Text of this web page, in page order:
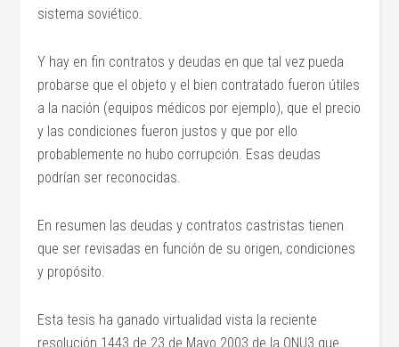
sistema soviético.
Y hay en fin contratos y deudas en que tal vez pueda
probarse que el objeto y el bien contratado fueron útiles
a la nación (equipos médicos por ejemplo), que el precio
y las condiciones fueron justos y que por ello
probablemente no hubo corrupción. Esas deudas
podrían ser reconocidas.
En resumen las deudas y contratos castristas tienen
que ser revisadas en función de su origen, condiciones
y propósito.
Esta tesis ha ganado virtualidad vista la reciente
resolución 1443 de 23 de Mayo 2003 de la ONU3 que